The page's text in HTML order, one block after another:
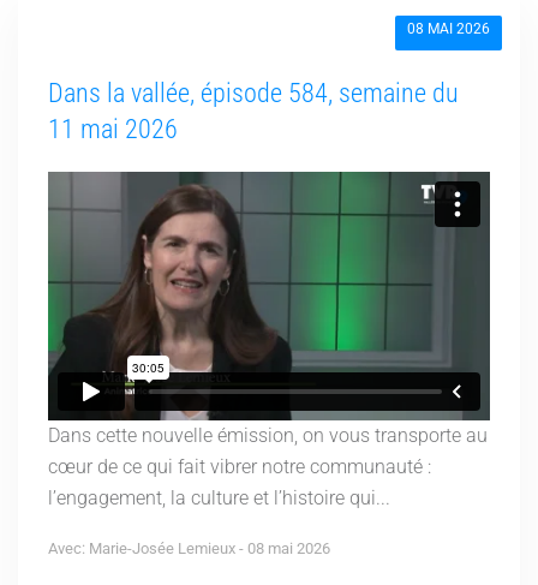
08 MAI 2026
Dans la vallée, épisode 584, semaine du
11 mai 2026
Dans cette nouvelle émission, on vous transporte au
cœur de ce qui fait vibrer notre communauté :
l’engagement, la culture et l’histoire qui...
Avec: Marie-Josée Lemieux - 08 mai 2026